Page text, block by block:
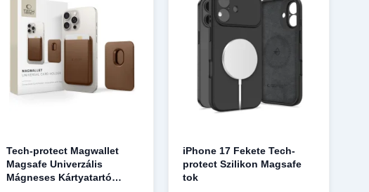
Tech-protect Magwallet
Magsafe Univerzális
Mágneses Kártyatartó
iPhone 17 Fekete Tech-
protect Szilikon Magsafe
tok